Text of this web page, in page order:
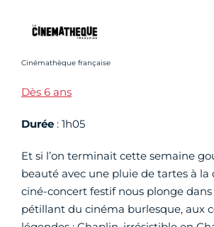
Crédit photo :
Cinémathèque française
Dès 6 ans
Durée : 1h05
Et si l’on terminait cette semaine
beauté avec une pluie de tartes à la
ciné-concert festif nous plonge dans
pétillant du cinéma burlesque, aux